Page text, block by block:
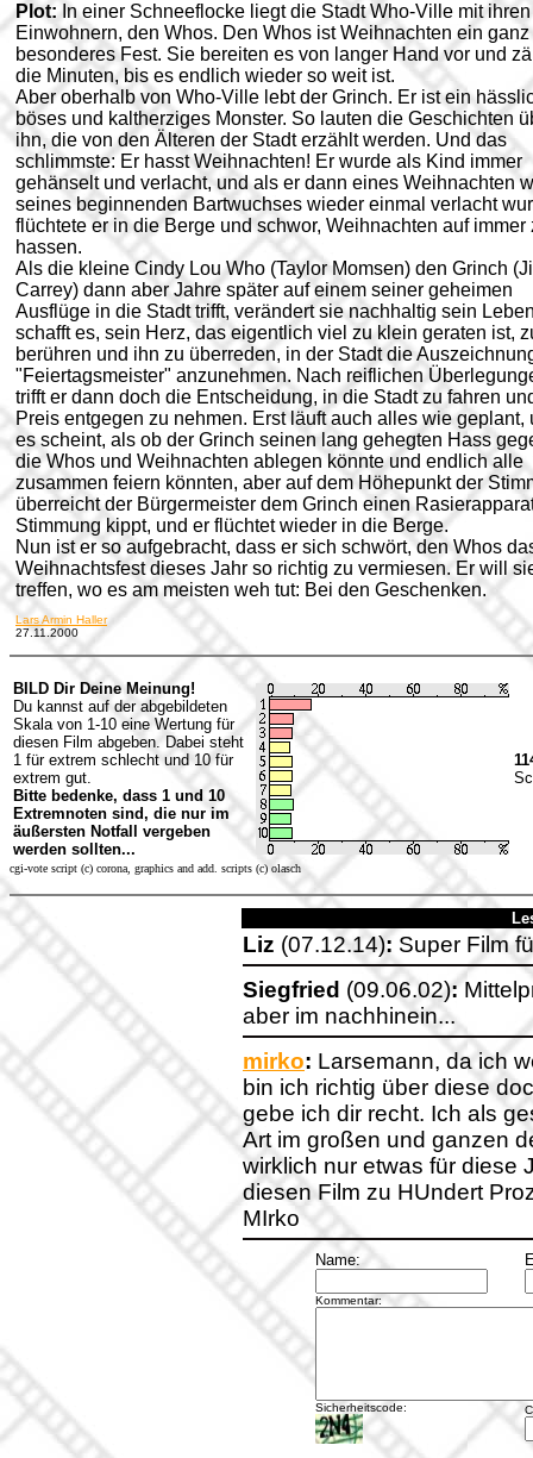
Plot: In einer Schneeflocke liegt die Stadt Who-Ville mit ihren
Einwohnern, den Whos. Den Whos ist Weihnachten ein ganz
besonderes Fest. Sie bereiten es von langer Hand vor und
die Minuten, bis es endlich wieder so weit ist.
Aber oberhalb von Who-Ville lebt der Grinch. Er ist ein
böses und kaltherziges Monster. So lauten die Geschichten
ihn, die von den Älteren der Stadt erzählt werden. Und das
schlimmste: Er hasst Weihnachten! Er wurde als Kind immer
gehänselt und verlacht, und als er dann eines Weihnachten
seines beginnenden Bartwuchses wieder einmal verlacht
flüchtete er in die Berge und schwor, Weihnachten auf immer
hassen.
Als die kleine Cindy Lou Who (Taylor Momsen) den Grinch
Carrey) dann aber Jahre später auf einem seiner geheimen
Ausflüge in die Stadt trifft, verändert sie nachhaltig sein
schafft es, sein Herz, das eigentlich viel zu klein geraten ist,
berühren und ihn zu überreden, in der Stadt die
"Feiertagsmeister" anzunehmen. Nach reiflichen
trifft er dann doch die Entscheidung, in die Stadt zu fahren
Preis entgegen zu nehmen. Erst läuft auch alles wie geplant,
es scheint, als ob der Grinch seinen lang gehegten Hass
die Whos und Weihnachten ablegen könnte und endlich alle
zusammen feiern könnten, aber auf dem Höhepunkt der
überreicht der Bürgermeister dem Grinch einen
Stimmung kippt, und er flüchtet wieder in die Berge.
Nun ist er so aufgebracht, dass er sich schwört, den Whos
Weihnachtsfest dieses Jahr so richtig zu vermiesen. Er will
treffen, wo es am meisten weh tut: Bei den Geschenken.
Lars Armin Haller
27.11.2000
BILD Dir Deine Meinung!
Du kannst auf der abgebildeten
Skala von 1-10 eine Wertung für
diesen Film abgeben. Dabei steht
1 für extrem schlecht und 10 für
extrem gut.
Bitte bedenke, dass 1 und 10
Extremnoten sind, die nur im
äußersten Notfall vergeben
werden sollten...
cgi-vote script (c) corona, graphics and add. scripts (c) olasch
Liz (07.12.14): Super Film
Siegfried (09.06.02):
aber im nachhinein...
mirko: Larsemann, da ich
bin ich richtig über diese
gebe ich dir recht. Ich als
Art im großen und ganzen
wirklich nur etwas für diese
diesen Film zu HUndert
MIrko
Name:
Kommentar:
Sicherheitscode: